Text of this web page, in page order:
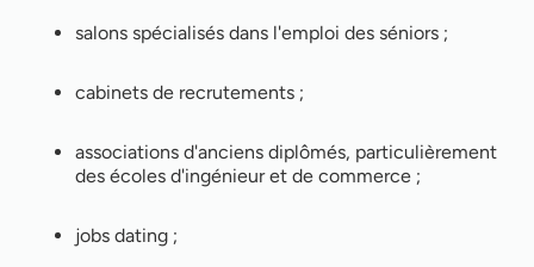
salons spécialisés dans l'emploi des séniors ;
cabinets de recrutements ;
associations d'anciens diplômés, particulièrement
des écoles d'ingénieur et de commerce ;
jobs dating ;